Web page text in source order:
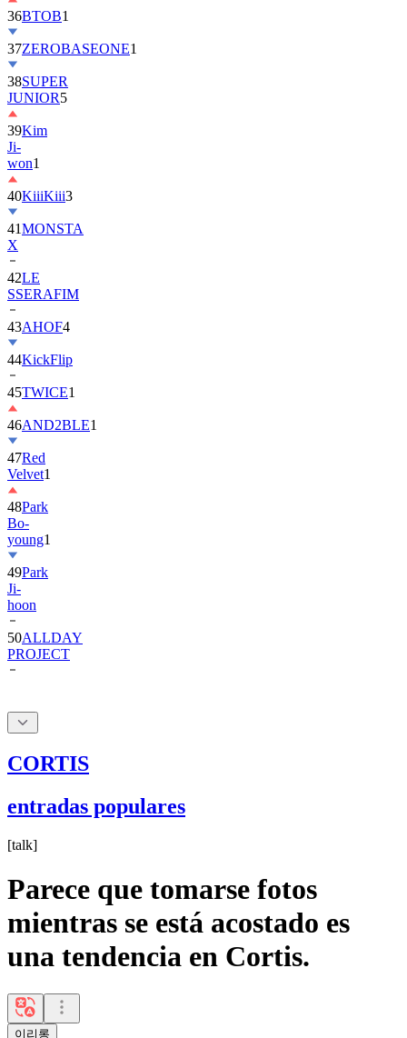
37ZEROBASEONE
38SUPER
JUNIOR
39Kim
Ji-
won1
40KiiiKiii
41MONSTA
X
42
SSERAFIM
43AHOF4
44KickFlip
45TWICE1
46AND2BLE
47Red
Velvet
48Park
Bo-
young1
49Park
Ji-
hoon
50ALLDAY
PROJECT
CORTIS
entradas populares
[talk]
Parece que tomarse fotos
mientras se está acostado es
una tendencia en Cortis.
이리롱